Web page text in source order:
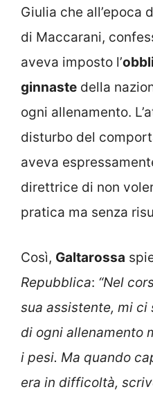
Giulia che all’epoca
di Maccarani,
aveva imposto l’
ginnaste della
ogni allenamento.
disturbo del
aveva
direttrice di non
pratica ma senza
Così, Galtarossa
Repubblica: “Nel
sua assistente, mi
di ogni allenamento
i pesi. Ma quando
era in difficoltà,